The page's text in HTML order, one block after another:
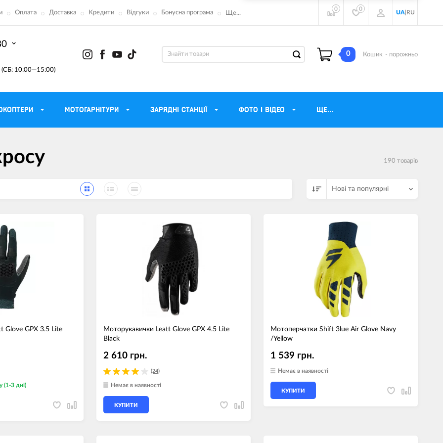
Оплата Доставка Кредити Відгуки Бонусна програма Ще...
0 0
UA| RU
10:00—15:00)
0 Кошик - порожньо
МОТОГАРНІТУРИ ЗАРЯДНІ СТАНЦІЇ ФОТО І ВІДЕО ЩЕ...
мото
для
Рідина для гальм
Пропитки повітряного фільтра
Носимі гаджети
Рюкзаки та сумки
Електротранспорт
Розумний дім
акумулятори)
Трехфазные генераторы
190 товарiв
Нові та популярні
Glove GPX 3.5 Lite
(1-3 дні)
Моторукавички Leatt Glove GPX 4.5 Lite
Black
(24)
2 610 грн.
Немає в наявності
КУПИТИ
Мотоперчатки Shift 3lue Air Glove Navy
/Yellow
1 539 грн.
Немає в наявності
КУПИТИ